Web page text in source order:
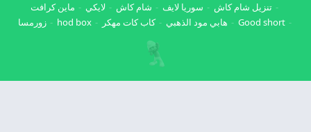
تنزيل شام كاش
سوريا لايف شام كاش لايكي
ماين كرافت
Good short
هابي مود الذهبي كاب كات مهكر hod box زورمسا